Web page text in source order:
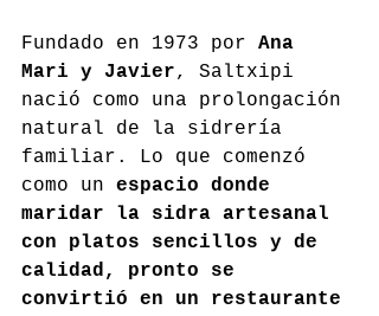
Fundado en 1973 por Ana
Mari y Javier, Saltxipi
nació como una prolongación
natural de la sidrería
familiar. Lo que comenzó
como un espacio donde
maridar la sidra artesanal
con platos sencillos y de
calidad, pronto se
convirtió en un restaurante